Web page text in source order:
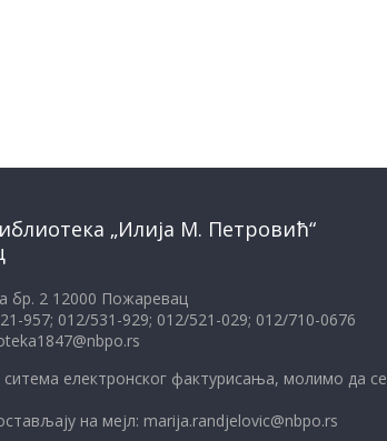
„Илија М. Петровић“
бр. 2 12000 Пожаревац
957; 012/531-929; 012/521-029; 012/710-0676
електронског фактурисања, молимо да се
на мејл: marija.randjelovic@nbpo.rs